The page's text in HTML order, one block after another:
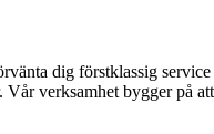
dig förstklassig
Vår verksamhet bygger